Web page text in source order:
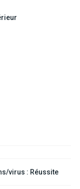
virus : Réussite